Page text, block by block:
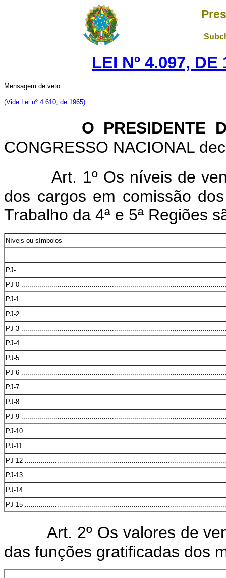
LEI Nº 4.097,
Mensagem de veto
(Vide Lei nº 4.610, de 1965)
O PRESIDENTE
CONGRESSO NACIONAL
Art. 1º Os níveis de
dos cargos em comissão
Trabalho da 4ª e 5ª Regiões
Níveis ou símbolos
PJ-
PJ-0
PJ-1
PJ-2
PJ-3
PJ-4
PJ-5
PJ-6
PJ-7
PJ-8
PJ-9
PJ-10
PJ-11
PJ-12
PJ-13
PJ-14
PJ-15
Art. 2º Os valores de
das funções gratificadas dos